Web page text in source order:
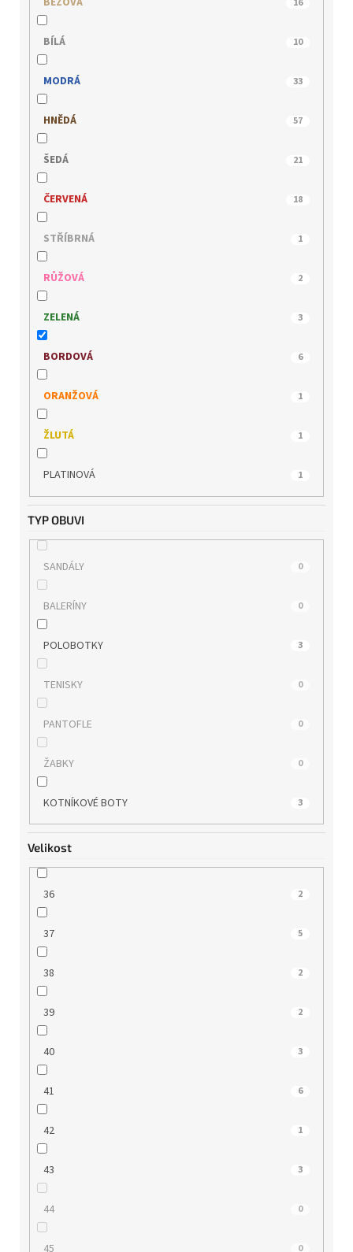
BÍLÁ 10
MODRÁ 33
HNĚDÁ 57
ŠEDÁ 21
ČERVENÁ 18
STŘÍBRNÁ 1
RŮŽOVÁ 2
ZELENÁ 3
BORDOVÁ 6
ORANŽOVÁ 1
ŽLUTÁ 1
PLATINOVÁ 1
TYP OBUVI
SANDÁLY 0
BALERÍNY 0
POLOBOTKY 3
TENISKY 0
PANTOFLE 0
ŽABKY 0
KOTNÍKOVÉ BOTY 3
Velikost
36 2
37 5
38 2
39 2
40 3
41 6
42 1
43 3
44 0
45 0